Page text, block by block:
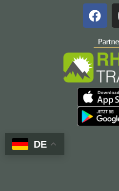
F
a
c
e
b
o
o
k
DE